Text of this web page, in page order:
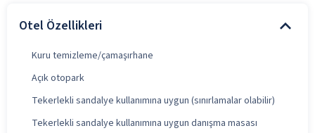
Otel Özellikleri
Kuru temizleme/çamaşırhane
Açık otopark
Tekerlekli sandalye kullanımına uygun (sınırlamalar olabilir)
Tekerlekli sandalye kullanımına uygun danışma masası